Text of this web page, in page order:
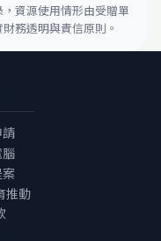
資源使用情形由受贈單
務透明與責信原則。
推動